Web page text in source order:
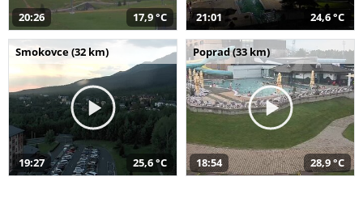
20:26 17,9 °C 21:01 24,6 °C
Smokovce (32 km)
19:27 25,6 °C
Poprad (33 km)
18:54 28,9 °C